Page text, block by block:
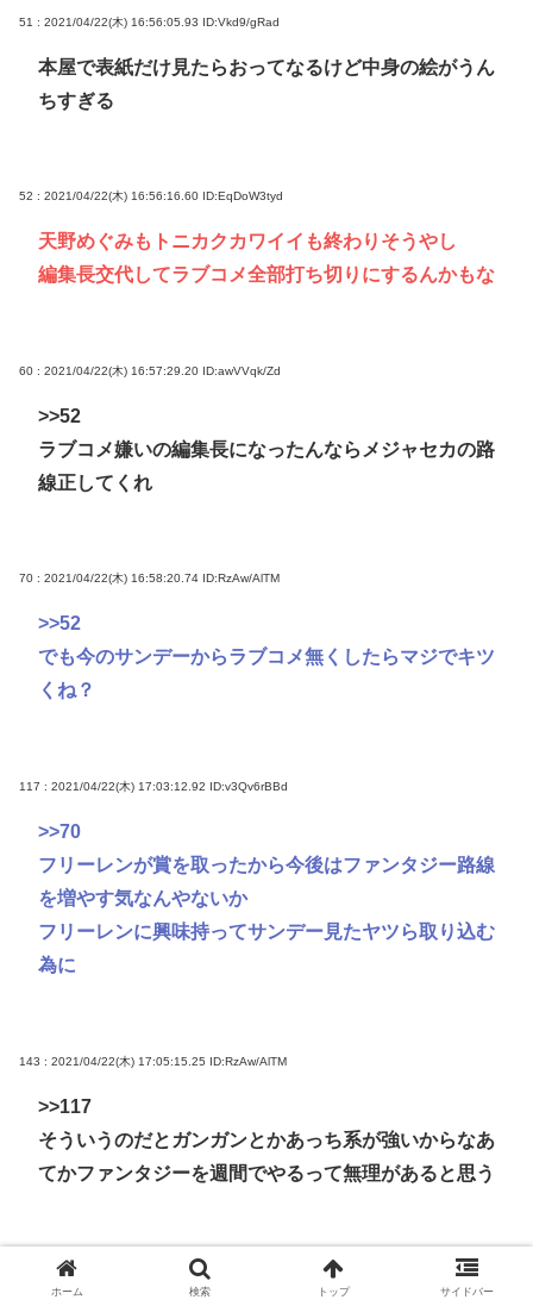
51 : 2021/04/22(木) 16:56:05.93 ID:Vkd9/gRad
本屋で表紙だけ見たらおってなるけど中身の絵がうん
ちすぎる
52 : 2021/04/22(木) 16:56:16.60 ID:EqDoW3tyd
天野めぐみもトニカクカワイイも終わりそうやし
編集長交代してラブコメ全部打ち切りにするんかもな
60 : 2021/04/22(木) 16:57:29.20 ID:awVVqk/Zd
>>52
ラブコメ嫌いの編集長になったんならメジャセカの路
線正してくれ
70 : 2021/04/22(木) 16:58:20.74 ID:RzAw/AlTM
>>52
でも今のサンデーからラブコメ無くしたらマジでキツ
くね？
117 : 2021/04/22(木) 17:03:12.92 ID:v3Qv6rBBd
>>70
フリーレンが賞を取ったから今後はファンタジー路線
を増やす気なんやないか
フリーレンに興味持ってサンデー見たヤツら取り込む
為に
143 : 2021/04/22(木) 17:05:15.25 ID:RzAw/AlTM
>>117
そういうのだとガンガンとかあっち系が強いからなあ
てかファンタジーを週間でやるって無理があると思う
75 : 2021/04/22(木) 16:58:35.67 ID:kUcGhb8S0
ホーム 検索 トップ サイドバー